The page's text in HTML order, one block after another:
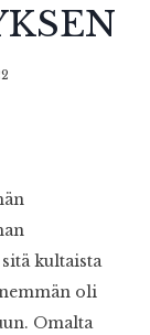
kultaista
oli
Omalta